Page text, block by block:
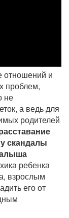
отношений и
проблем,
не
а ведь для
родителей
скандалы
ребенка
взрослым
его от